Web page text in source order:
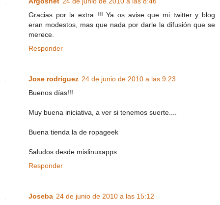
Gracias por la extra !!! Ya os avise que mi twitter y blog
eran modestos, mas que nada por darle la difusión que se
merece.
Responder
Jose rodriguez 24 de junio de 2010 a las 9:23
Buenos días!!!
Muy buena iniciativa, a ver si tenemos suerte....
Buena tienda la de ropageek
Saludos desde mislinuxapps
Responder
Joseba 24 de junio de 2010 a las 15:12